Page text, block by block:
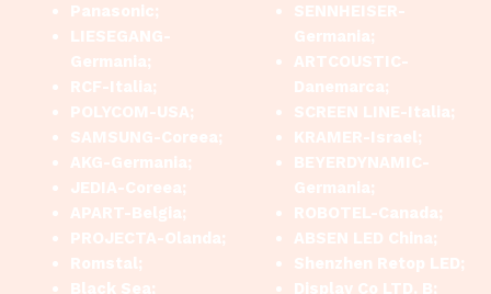
Panasonic;
LIESEGANG-
Germania;
RCF-Italia;
POLYCOM-USA;
SAMSUNG-Coreea;
AKG-Germania;
JEDIA-Coreea;
APART-Belgia;
PROJECTA-Olanda;
Romstal;
Black Sea;
SENNHEISER-
Germania;
ARTCOUSTIC-
Danemarca;
SCREEN LINE-Italia;
KRAMER-Israel;
BEYERDYNAMIC-
Germania;
ROBOTEL-Canada;
ABSEN LED China;
Shenzhen Retop LED;
Display Co LTD. B;